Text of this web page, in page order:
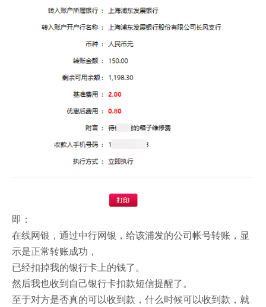
即：
在线网银，通过中行网银，给该浦发的公司帐号转账，显
示是正常转账成功，
已经扣掉我的银行卡上的钱了。
然后我也收到自己银行卡扣款短信提醒了。
至于对方是否真的可以收到款，什么时候可以收到款，就